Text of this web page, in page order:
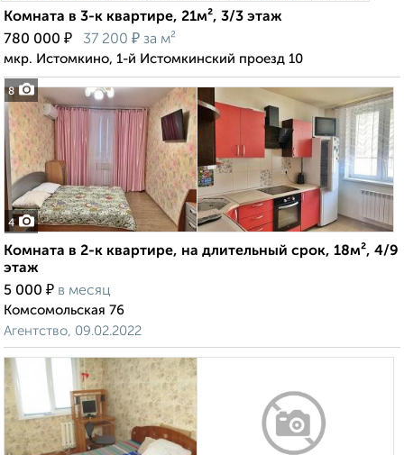
8
Комната в 3-к квартире, 21м², 3/3 этаж
780 000 ₽ 37 200 ₽ за м²
мкр. Истомкино, 1-й Истомкинский проезд 10
4
Комната в 2-к квартире, на длительный срок, 18м², 4/9
этаж
5 000 ₽ в месяц
Комсомольская 76
Агентство, 09.02.2022